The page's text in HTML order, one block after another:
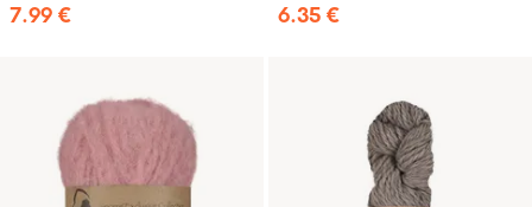
7.99 € 6.35 €